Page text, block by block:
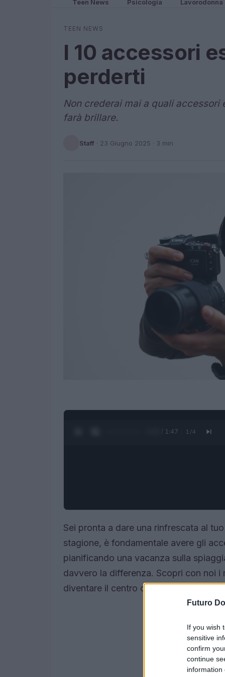
Futuro
If you wish
sensitive
confirm
continue
information
Teen News Psicologia Lavorodonna
TEEN NEWS
I 10 accessori
perderti
Non crederai mai a quali
farà brillare.
Staff · 23 Giugno 2025 · 3 min
0:27 / 1:47 1 /4
Sei pronta a dare una rinfrescata al
stagione, è fondamentale avere gli
pianificando una vacanza sulla
davvero la differenza. Scopri con noi i
diventare il centro dell’attenzione!